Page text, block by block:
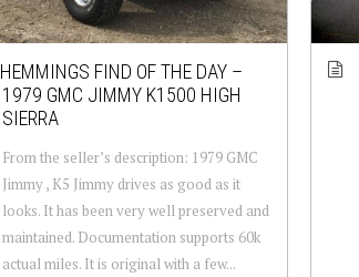
HEMMINGS FIND OF THE DAY –
1979 GMC JIMMY K1500 HIGH
SIERRA
From the seller’s description: 1979 GMC
Jimmy , K5 Jimmy drives as good as it
looks. It has been very well preserved and
maintained. Documentation supports 60k
actual miles. It is original with a few...